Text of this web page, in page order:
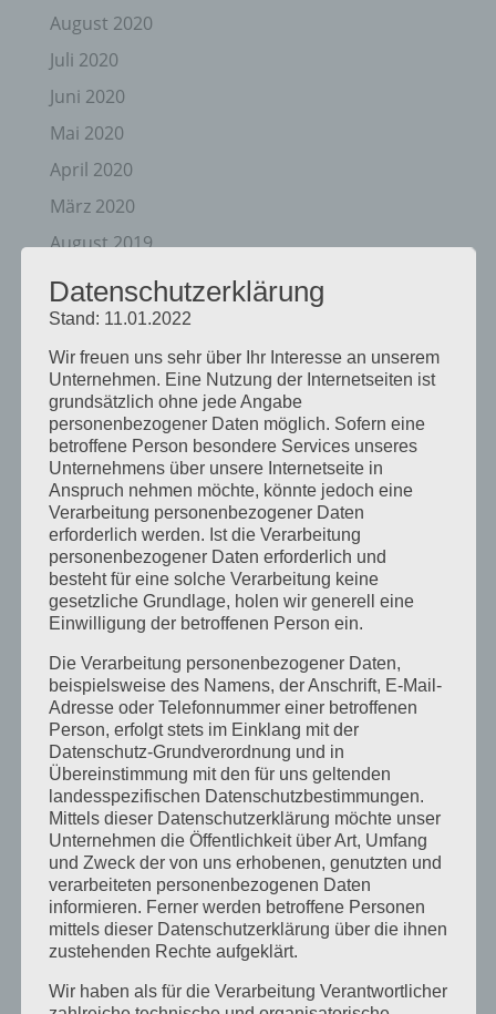
August 2020
Juli 2020
Juni 2020
Mai 2020
April 2020
März 2020
August 2019
Juni 2019
April 2019
November 2018
Oktober 2018
August 2018
Juli 2018
Mai 2018
April 2018
August 2017
Juli 2017
August 2016
Juli 2016
November 2015
September 2015
August 2015
Juli 2015
Mai 2015
April 2015
Datenschutzerklärung
Stand: 11.01.2022
Wir freuen uns sehr über Ihr Interesse an unserem
Unternehmen. Eine Nutzung der Internetseiten ist
grundsätzlich ohne jede Angabe
personenbezogener Daten möglich. Sofern eine
betroffene Person besondere Services unseres
Unternehmens über unsere Internetseite in
Anspruch nehmen möchte, könnte jedoch eine
Verarbeitung personenbezogener Daten
erforderlich werden. Ist die Verarbeitung
personenbezogener Daten erforderlich und
besteht für eine solche Verarbeitung keine
gesetzliche Grundlage, holen wir generell eine
Einwilligung der betroffenen Person ein.
Die Verarbeitung personenbezogener Daten,
beispielsweise des Namens, der Anschrift, E-Mail-
Adresse oder Telefonnummer einer betroffenen
Person, erfolgt stets im Einklang mit der
Datenschutz-Grundverordnung und in
Übereinstimmung mit den für uns geltenden
landesspezifischen Datenschutzbestimmungen.
Mittels dieser Datenschutzerklärung möchte unser
Unternehmen die Öffentlichkeit über Art, Umfang
und Zweck der von uns erhobenen, genutzten und
verarbeiteten personenbezogenen Daten
informieren. Ferner werden betroffene Personen
mittels dieser Datenschutzerklärung über die ihnen
zustehenden Rechte aufgeklärt.
Wir haben als für die Verarbeitung Verantwortlicher